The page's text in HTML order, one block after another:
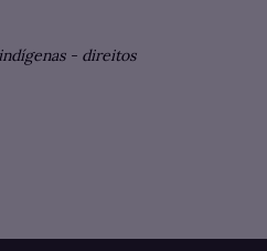
- direitos